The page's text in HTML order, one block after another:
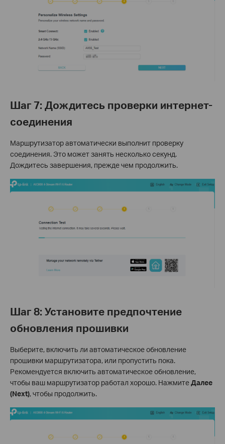
Шаг 7: Дождитесь проверки интернет-
соединения
Маршрутизатор автоматически выполнит проверку
соединения. Это может занять несколько секунд.
Дождитесь завершения, прежде чем продолжить.
Шаг 8: Установите предпочтение
обновления прошивки
Выберите, включить ли автоматическое обновление
прошивки маршрутизатора, или пропустить пока.
Рекомендуется включить автоматическое обновление,
чтобы ваш маршрутизатор работал хорошо. НажмитеДалее
(Next), чтобы продолжить.